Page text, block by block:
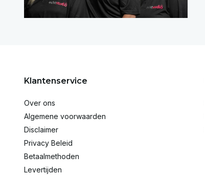
Klantenservice
Over ons
Algemene voorwaarden
Disclaimer
Privacy Beleid
Betaalmethoden
Levertijden